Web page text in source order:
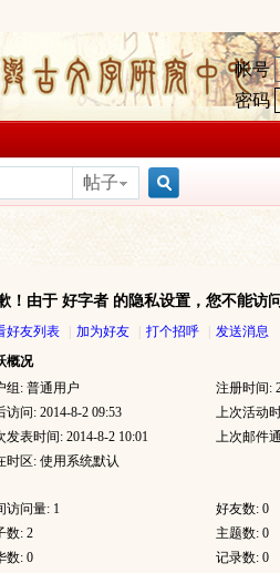
帐号
密码
帖子
索
！由于 好字者 的隐私设置，您不能访
好友列表 加为好友 打个招呼
发送消息
概况
组: 普通用户
注册时间:
访问: 2014-8-2 09:53
上次活动
发表时间: 2014-8-2 10:01
上次邮件
时区: 使用系统默认
访问量: 1
好友数: 0
数: 2
主题数: 0
数: 0
记录数: 0